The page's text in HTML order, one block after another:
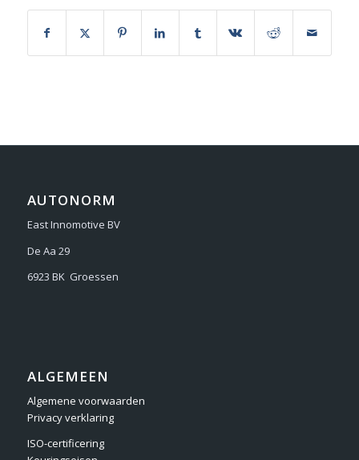
AUTONORM
East Innomotive BV
De Aa 29
6923 BK Groessen
ALGEMEEN
Algemene voorwaarden
Privacy verklaring
ISO-certificering